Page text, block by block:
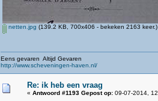
netten.jpg (139.2 KB, 700x406 - bekeken 2163 keer.)
Eens gevaren Altijd Gevaren
http://www.scheveningen-haven.nl/
Re: ik heb een vraag
« Antwoord #1193 Gepost op:09-07-2014,